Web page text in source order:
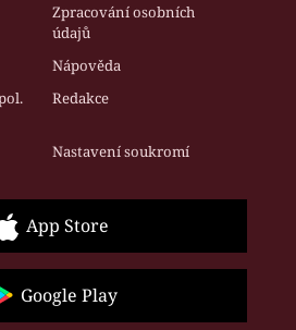
Zpracování osobních
údajů
Nápověda
Redakce
Nastavení soukromí
App Store
Google Play